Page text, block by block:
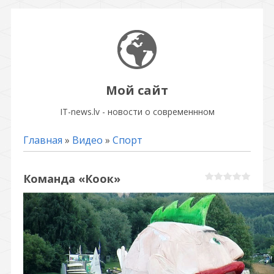
Мой сайт
IT-news.lv - новости о современнном
Главная » Видео » Спорт
Команда «Коок»